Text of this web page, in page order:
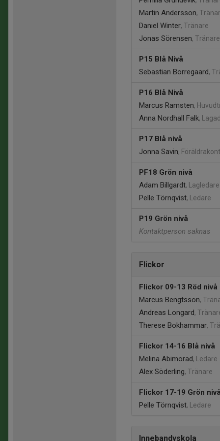
Martin Andersson,
Daniel Winter, Tränare
Jonas Sörensen, Tränare
P15 Blå Nivå
Sebastian Borregaard,
P16 Blå Nivå
Marcus Ramsten,
Anna Nordhall Falk,
P17 Blå nivå
Jonna Savin,
PF18 Grön nivå
Adam Billgardt, Lagledare
Pelle Törnqvist, Ledare
P19 Grön nivå
Kontaktperson saknas
Flickor
Flickor 09-13 Röd nivå
Marcus Bengtsson,
Andreas Longard,
Therese Bokhammar,
Flickor 14-16 Blå nivå
Melina Abimorad, Ledare
Alex Söderling, Tränare
Flickor 17-19 Grön nivå
Pelle Törnqvist, Ledare
Innebandyskola